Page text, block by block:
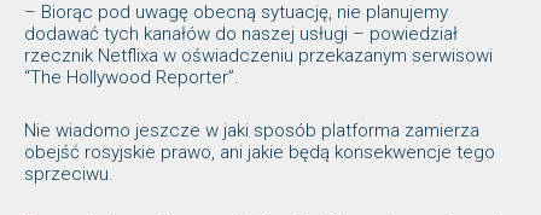
– Biorąc pod uwagę obecną sytuację, nie planujemy
dodawać tych kanałów do naszej usługi – powiedział
rzecznik Netflixa w oświadczeniu przekazanym serwisowi
“The Hollywood Reporter”.
Nie wiadomo jeszcze w jaki sposób platforma zamierza
obejść rosyjskie prawo, ani jakie będą konsekwencje tego
sprzeciwu.